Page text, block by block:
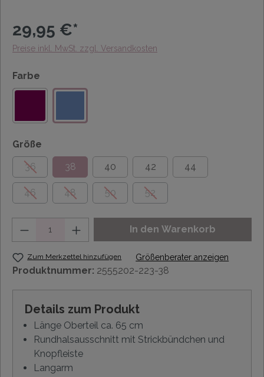
29,95 €*
Preise inkl. MwSt. zzgl. Versandkosten
Farbe
Größe
36
38 40 42 44
46 48 50 52
In den Warenkorb
Zum Merkzettel hinzufügen Größenberater anzeigen
Produktnummer: 2555202-223-38
Details zum Produkt
Länge Oberteil ca. 65 cm
Rundhalsausschnitt mit Strickbündchen und
Knopfleiste
Langarm